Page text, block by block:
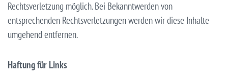
Rechtsverletzung möglich. Bei Bekanntwerden von
entsprechenden Rechtsverletzungen werden wir diese Inhalte
umgehend entfernen.
Haftung für Links